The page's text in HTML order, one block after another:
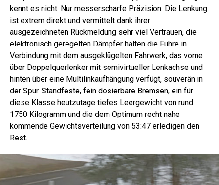
kennt es nicht. Nur messerscharfe Präzision. Die Lenkung
ist extrem direkt und vermittelt dank ihrer
ausgezeichneten Rückmeldung sehr viel Vertrauen, die
elektronisch geregelten Dämpfer halten die Fuhre in
Verbindung mit dem ausgeklügelten Fahrwerk, das vorne
über Doppelquerlenker mit semivirtueller Lenkachse und
hinten über eine Multilinkaufhängung verfügt, souverän in
der Spur. Standfeste, fein dosierbare Bremsen, ein für
diese Klasse heutzutage tiefes Leergewicht von rund
1750 Kilogramm und die dem Optimum recht nahe
kommende Gewichtsverteilung von 53:47 erledigen den
Rest.